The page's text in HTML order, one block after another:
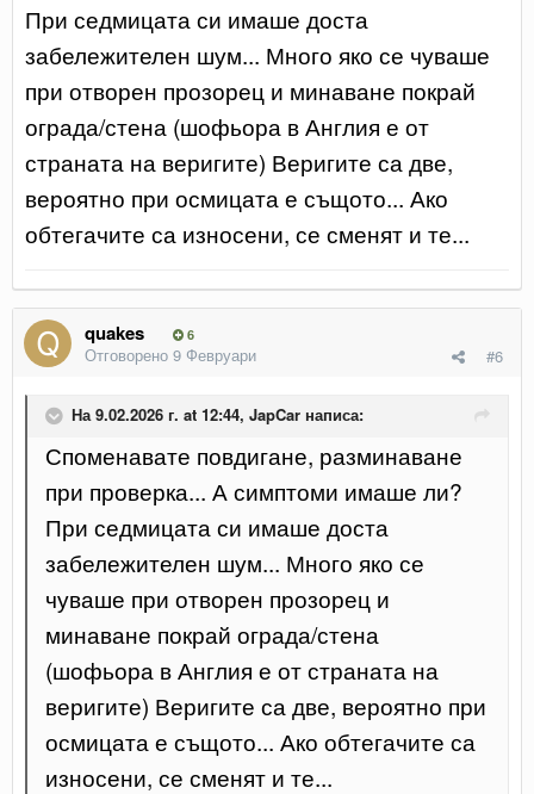
При седмицата си имаше доста
забележителен шум... Много яко се чуваше
при отворен прозорец и минаване покрай
ограда/стена (шофьора в Англия е от
страната на веригите) Веригите са две,
вероятно при осмицата е същото... Ако
обтегачите са износени, се сменят и те...
quakes 6
#6
Отговорено 9 Февруари
На 9.02.2026 г. at 12:44, JapCar написа:
Споменавате повдигане, разминаване
при проверка... А симптоми имаше ли?
При седмицата си имаше доста
забележителен шум... Много яко се
чуваше при отворен прозорец и
минаване покрай ограда/стена
(шофьора в Англия е от страната на
веригите) Веригите са две, вероятно при
осмицата е същото... Ако обтегачите са
износени, се сменят и те...